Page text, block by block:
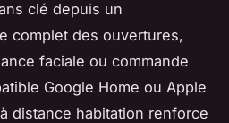
clé depuis un
complet des ouvertures,
faciale ou commande
Google Home ou Apple
distance habitation renforce